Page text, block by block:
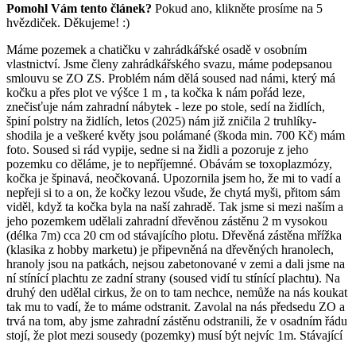
Pomohl Vám tento článek? Pokud ano, klikněte prosíme na 5
hvězdiček. Děkujeme! :)
Máme pozemek a chatičku v zahrádkářské osadě v osobním
vlastnictví. Jsme členy zahrádkářského svazu, máme podepsanou
smlouvu se ZO ZS. Problém nám dělá soused nad námi, který má
kočku a přes plot ve výšce 1 m , ta kočka k nám pořád leze,
znečisťuje nám zahradní nábytek - leze po stole, sedí na židlích,
špiní polstry na židlích, letos (2025) nám již zničila 2 truhlíky-
shodila je a veškeré květy jsou polámané (škoda min. 700 Kč) mám
foto. Soused si rád vypije, sedne si na židli a pozoruje z jeho
pozemku co děláme, je to nepříjemné. Obávám se toxoplazmózy,
kočka je špinavá, neočkovaná. Upozornila jsem ho, že mi to vadí a
nepřeji si to a on, že kočky lezou všude, že chytá myši, přitom sám
viděl, když ta kočka byla na naší zahradě. Tak jsme si mezi naším a
jeho pozemkem udělali zahradní dřevěnou zástěnu 2 m vysokou
(délka 7m) cca 20 cm od stávajícího plotu. Dřevěná zástěna mřížka
(klasika z hobby marketu) je připevněná na dřevěných hranolech,
hranoly jsou na patkách, nejsou zabetonované v zemi a dali jsme na
ní stínící plachtu ze zadní strany (soused vidí tu stínící plachtu). Na
druhý den udělal cirkus, že on to tam nechce, nemůže na nás koukat
tak mu to vadí, že to máme odstranit. Zavolal na nás předsedu ZO a
trvá na tom, aby jsme zahradní zástěnu odstranili, že v osadním řádu
stojí, že plot mezi sousedy (pozemky) musí být nejvíc 1m. Stávající